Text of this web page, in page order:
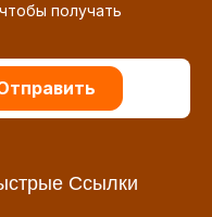
получать
Ссылки